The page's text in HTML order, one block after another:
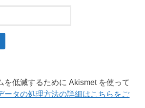
を低減するために Akismet を使って
ータの処理方法の詳細はこちらをご